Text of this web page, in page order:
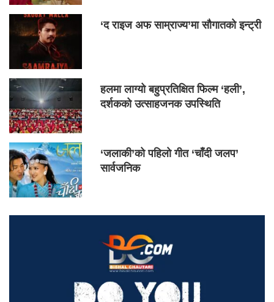
‘द राइज अफ साम्राज्य’मा सौगातको इन्ट्री
हलमा लाग्यो बहुप्रतिक्षित फिल्म ‘हली’,
दर्शकको उत्साहजनक उपस्थिति
‘जलाकी’को पहिलो गीत ‘चाँदी जलप’
सार्वजनिक